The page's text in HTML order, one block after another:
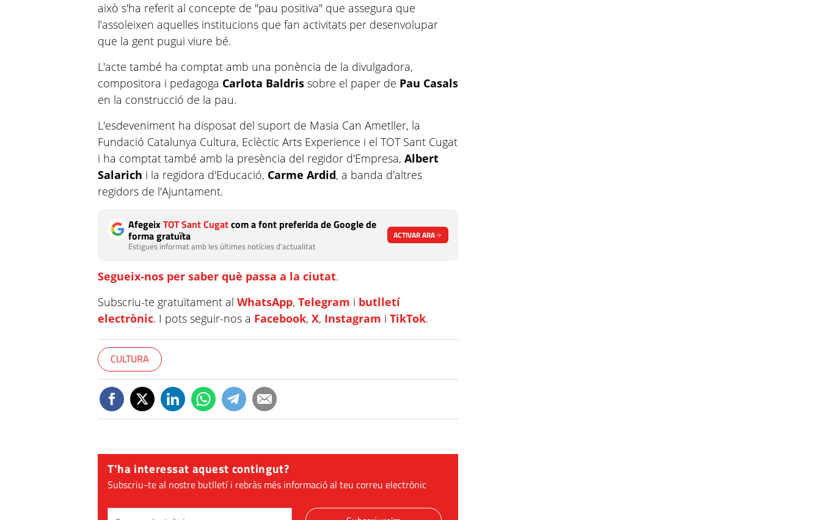
això s'ha referit al concepte de "pau positiva" que assegura que
l'assoleixen aquelles institucions que fan activitats per desenvolupar
que la gent pugui viure bé.
L'acte també ha comptat amb una ponència de la divulgadora,
compositora i pedagoga Carlota Baldrissobre el paper de Pau Casals
en la construcció de la pau.
L'esdeveniment ha disposat del suport de Masia Can Ametller, la
Fundació Catalunya Cultura, Eclèctic Arts Experience i el TOT Sant Cugat
i ha comptat també amb la presència del regidor d'Empresa,Albert
Salarich i la regidora d'Educació, Carme Ardid, a banda d'altres
regidors de l'Ajuntament.
AfegeixTOT Sant Cugatcom a font preferida de Google de
forma gratuïta
Estigues informat amb les últimes notícies d'actualitat
ACTIVAR ARA
Segueix-nos per saber què passa a la ciutat.
Subscriu-te gratuïtament alWhatsApp,Telegram i butlletí
electrònic. I pots seguir-nos a Facebook,X, Instagram iTikTok.
CULTURA
T'ha interessat aquest contingut?
Subscriu-te al nostre butlletí i rebràs més informació al teu correu electrònic